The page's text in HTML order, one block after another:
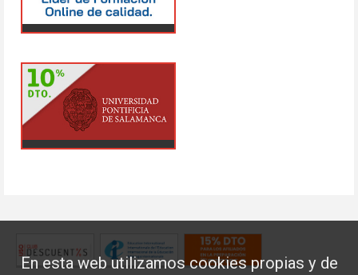
En esta web utilizamos cookies propias y de